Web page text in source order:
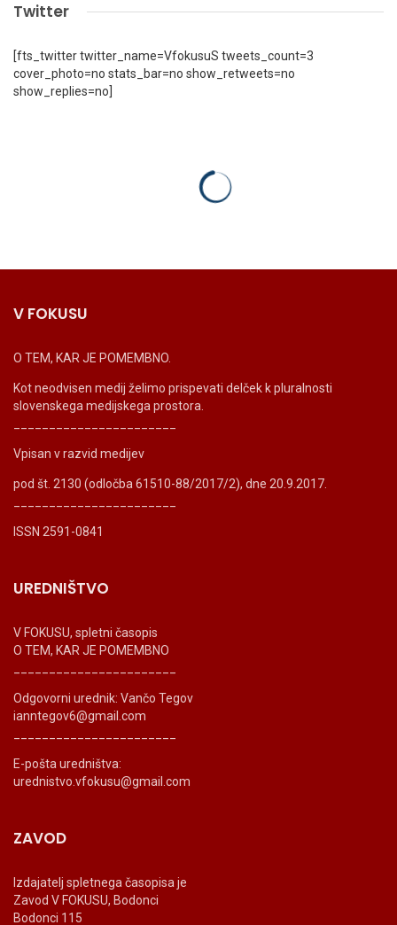
Twitter
[fts_twitter twitter_name=VfokusuS tweets_count=3
cover_photo=no stats_bar=no show_retweets=no
show_replies=no]
V FOKUSU
O TEM, KAR JE POMEMBNO.
Kot neodvisen medij želimo prispevati delček k pluralnosti
slovenskega medijskega prostora.
Vpisan v razvid medijev
pod št. 2130 (odločba 61510-88/2017/2), dne 20.9.2017.
ISSN 2591-0841
UREDNIŠTVO
V FOKUSU, spletni časopis
O TEM, KAR JE POMEMBNO
Odgovorni urednik: Vančo Tegov
ianntegov6@gmail.com
E-pošta uredništva:
urednistvo.vfokusu@gmail.com
ZAVOD
Izdajatelj spletnega časopisa je
Zavod V FOKUSU, Bodonci
Bodonci 115